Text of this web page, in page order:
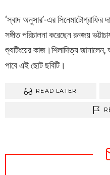
‘স্বাদ অনুসার’-এর সিনেমাটোগ্রাফির
সঙ্গীত পরিচালনা করেছেন রনজয়
শ্যুটিংয়ের কাজ।শিলাদিত্য জানালেন,
পাবে এই ছোট ছবিটি।
READ LATER